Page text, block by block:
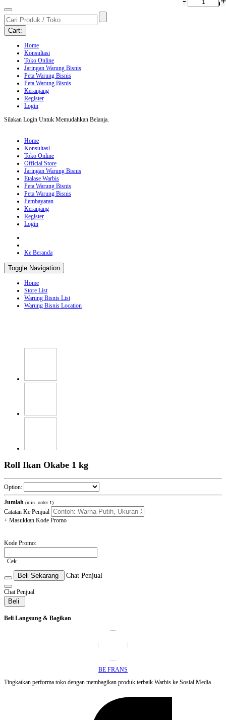
Cart:
Home
Konsultasi
Toko Online
Jaringan Warung Bisnis
Peta Warung Bisnis
Peta Warung Bisnis
Keranjang
Register
Login
Silakan Login Untuk Memudahkan Belanja.
Home
Konsultasi
Toko Online
Official Store
Jaringan Warung Bisnis
Etalase Warbis
Peta Warung Bisnis
Peta Warung Bisnis
Pembayaran
Keranjang
Register
Login
Ke Beranda
Toggle Navigation
Home
Store List
Warung Bisnis List
Warung Bisnis Location
Roll Ikan Okabe 1 kg
Option:
Jumlah (min. order 1)
Catatan Ke Penjual
+ Masukkan Kode Promo
Kode Promo:
Cek
Beli Sekarang Chat Penjual
Chat Penjual
Beli
Beli Langsung & Bagikan
BE FRANS
Tingkatkan performa toko dengan membagikan produk terbaik Warbis ke Sosial Media
000000000